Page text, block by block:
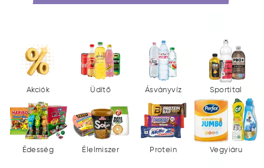
Akciók Üdítő Ásványvíz Sportital
Édesség Élelmiszer Protein Vegyiáru